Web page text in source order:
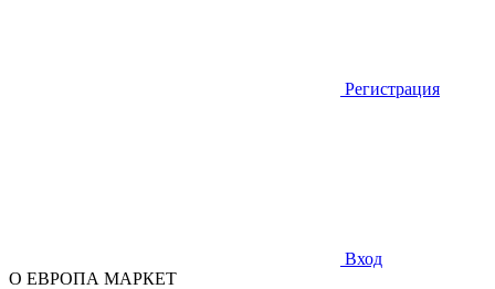
Регистрация
Вход
О ЕВРОПА МАРКЕТ